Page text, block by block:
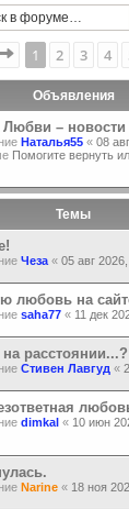
Страница из
1 2 3 4
Объявления
–
Наталья55 « 08
Помогите вернуть
Темы
Чеза « 05 авг
любовь на
saha77 « 11 дек
расстоянии...?
Стивен Лавгуд «
dimkal « 10 июн
Narine « 18 ноя